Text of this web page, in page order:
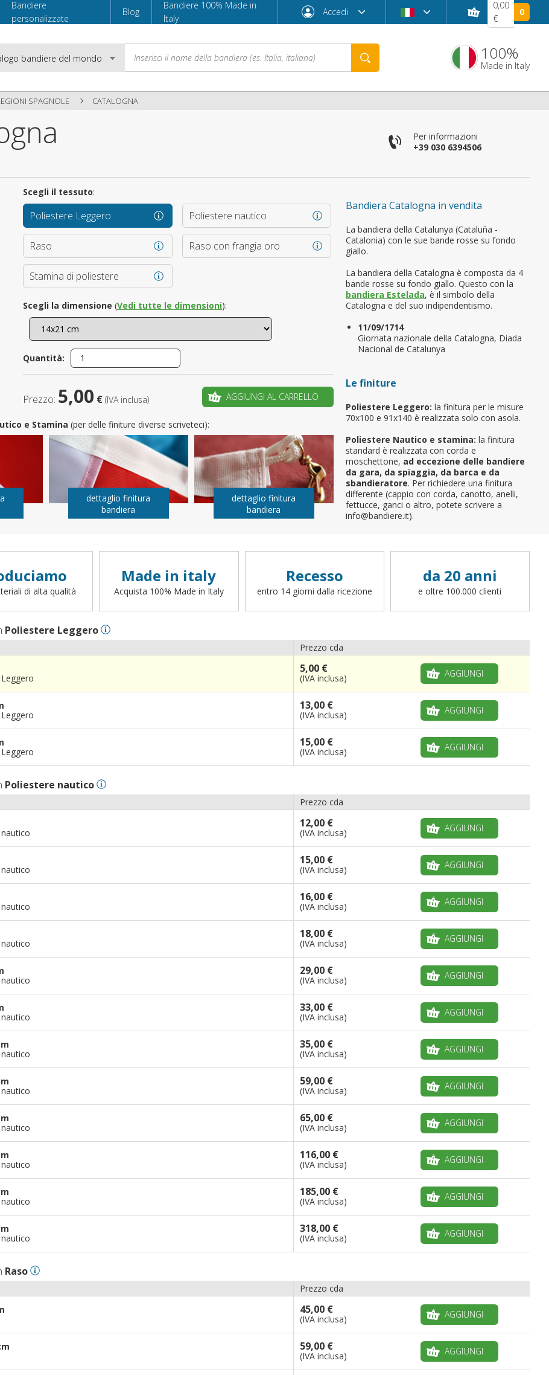
Bandiere
personalizzate
Blog
Bandiere 100% Made in
Italy
Accedi
Accedi
È il tuo primo ordine?
CREA UN NUOVO ACCOUNT
0,00
€
0
100%
Made in Italy
SPAGNOLE CATALOGNA
Per informazioni
+39 030 6394506
Bandiera Catalogna in vendita
La bandiera della Catalunya (Cataluña -
Catalonia) con le sue bande rosse su fondo
giallo.
La bandiera della Catalogna è composta da 4
bande rosse su fondo giallo. Questo con la
bandiera Estelada, è il simbolo della
Catalogna e del suo indipendentismo.
11/09/1714
Giornata nazionale della Catalogna, Diada
Nacional de Catalunya
Le finiture
Poliestere Leggero: la finitura per le misure
70x100 e 91x140 è realizzata solo con asola.
Poliestere Nautico e stamina: la finitura
standard è realizzata con corda e
moschettone, ad eccezione delle bandiere
da gara, da spiaggia, da barca e da
sbandieratore. Per richiedere una finitura
differente (cappio con corda, canotto, anelli,
fettucce, ganci o altro, potete scrivere a
info@bandiere.it).
Scegli il tessuto:
Poliestere Leggero Poliestere nautico
Raso Raso con frangia oro
Stamina di poliestere
Scegli la dimensione (Vedi tutte le dimensioni):
Quantità:
Prezzo: 5,00 € (IVA inclusa) AGGIUNGI AL CARRELLO
e Stamina (per delle finiture diverse scriveteci):
dettaglio finitura
bandiera
dettaglio finitura
bandiera
di alta qualità
Made in italy
Acquista 100% Made in Italy
Recesso
entro 14 giorni dalla ricezione
da 20 anni
e oltre 100.000 clienti
Poliestere Leggero
Prezzo cda
5,00 €
(IVA inclusa) AGGIUNGI
13,00 €
(IVA inclusa) AGGIUNGI
15,00 €
(IVA inclusa) AGGIUNGI
Poliestere nautico
Prezzo cda
12,00 €
(IVA inclusa) AGGIUNGI
15,00 €
(IVA inclusa) AGGIUNGI
16,00 €
(IVA inclusa) AGGIUNGI
18,00 €
(IVA inclusa) AGGIUNGI
29,00 €
(IVA inclusa) AGGIUNGI
33,00 €
(IVA inclusa) AGGIUNGI
35,00 €
(IVA inclusa) AGGIUNGI
59,00 €
(IVA inclusa) AGGIUNGI
65,00 €
(IVA inclusa) AGGIUNGI
116,00 €
(IVA inclusa) AGGIUNGI
185,00 €
(IVA inclusa) AGGIUNGI
318,00 €
(IVA inclusa) AGGIUNGI
Raso
Prezzo cda
45,00 €
(IVA inclusa) AGGIUNGI
59,00 €
(IVA inclusa) AGGIUNGI